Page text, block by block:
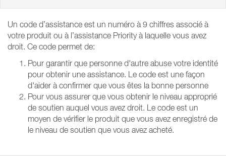
Un code d’assistance est un numéro à 9 chiffres associé à
votre produit ou à l’assistance Priority à laquelle vous avez
droit. Ce code permet de:
Pour garantir que personne d'autre abuse votre identité
pour obtenir une assistance. Le code est une façon
d'aider à confirmer que vous êtes la bonne personne
Pour vous assurer que vous obtenir le niveau approprié
de soutien auquel vous avez droit. Le code est un
moyen de vérifier le produit que vous avez enregistré de
le niveau de soutien que vous avez acheté.